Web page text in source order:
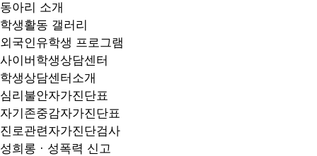
동아리 소개
학생활동 갤러리
외국인유학생 프로그램
사이버학생상담센터
학생상담센터소개
심리불안자가진단표
자기존중감자가진단표
진로관련자가진단검사
성희롱 · 성폭력 신고